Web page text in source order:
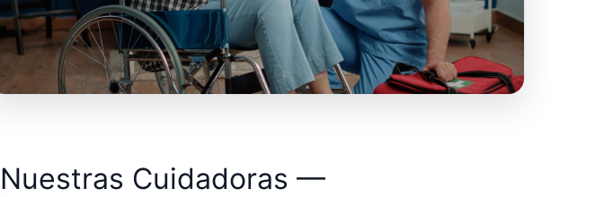
Nuestras Cuidadoras —